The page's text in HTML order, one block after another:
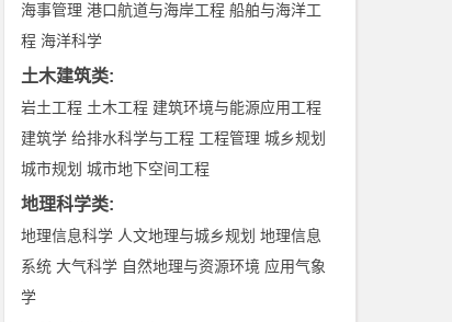
海事管理 港口航道与海岸工程 船舶与海洋工
程 海洋科学
土木建筑类:
岩土工程 土木工程 建筑环境与能源应用工程
建筑学 给排水科学与工程 工程管理 城乡规划
城市规划 城市地下空间工程
地理科学类:
地理信息科学 人文地理与城乡规划 地理信息
系统 大气科学 自然地理与资源环境 应用气象
学